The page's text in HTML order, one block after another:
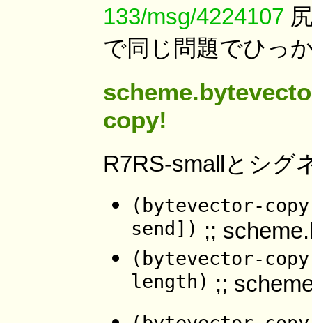
133/msg/4224107
で同じ問題でひっ
copy!
R7RS-smallとシグ
(bytevector-
send]) ;;
(bytevector-
length) ;;